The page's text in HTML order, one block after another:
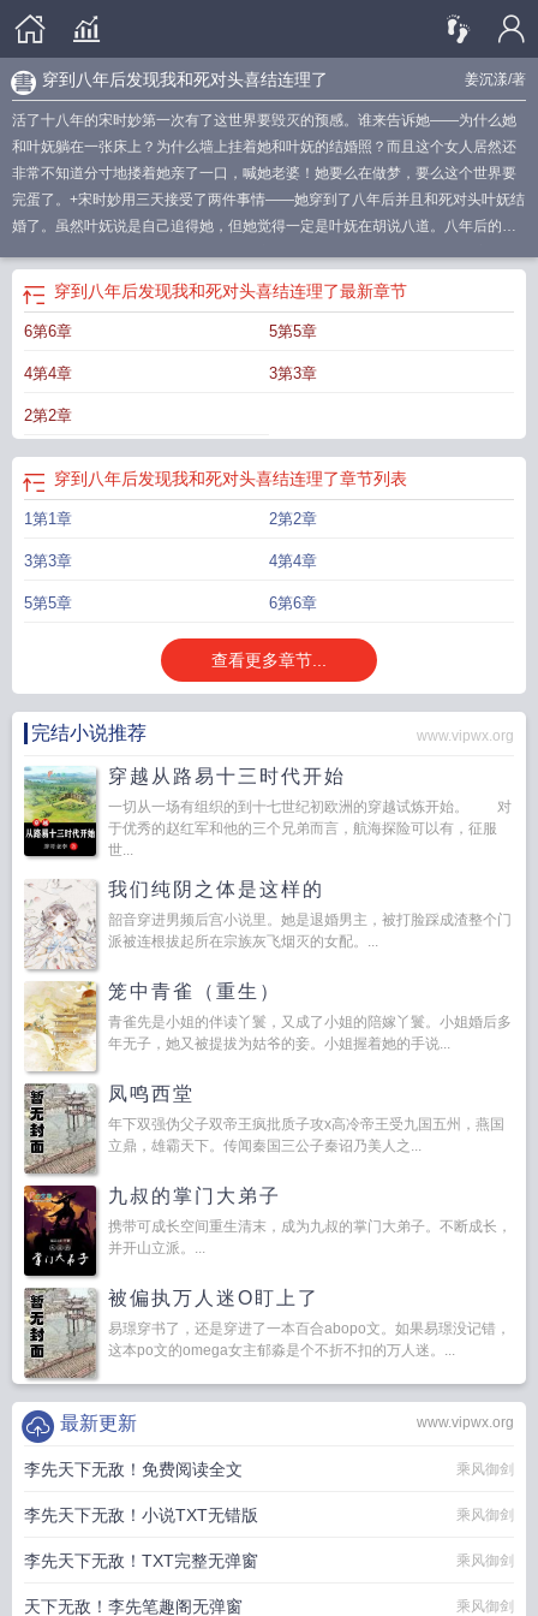
姜沉漾/著
穿到八年后发现我和死对头喜结连理了
活了十八年的宋时妙第一次有了这世界要毁灭的预感。谁来告诉她——为什么她
和叶妩躺在一张床上？为什么墙上挂着她和叶妩的结婚照？而且这个女人居然还
非常不知道分寸地搂着她亲了一口，喊她老婆！她要么在做梦，要么这个世界要
完蛋了。+宋时妙用三天接受了两件事情——她穿到了八年后并且和死对头叶妩结
婚了。虽然叶妩说是自己追得她，但她觉得一定是叶妩在胡说八道。八年后的叶
个月之后，她猝不及防地穿了回去。叶妩正蹲在她床边把她的头发绑在床柱上。
宋时妙看着对方，脱口而出：“老婆别闹。”宋时妙补救：“我说是你先喊我老婆的
你信吗？”叶妩翻了个白眼，并赏了她一个脑瓜崩。——预收：《听说你想撩我[娱
已久。谢止书：在上节目之前没说过几句话的八竿子打不着的关系，但印象确实
不佳。叶池栩：啊？有怨吗？啊？她们在节目中同框——谢止书的唯粉：姐，和
双面派站在一起苦了你了。叶池栩的唯粉：姐，和霸道不讲理的人站在一起苦了
你了。cp粉：两个人都是白色纱裙，这是婚礼现场吗？路人：？她们穿差不多的
衣服——谢止书的唯粉：学人精。叶池栩的唯粉：谁学谁？cp粉：情侣装？小情
侣今天又在偷偷秀恩爱。以及最后，是cp粉的胜利。谢止书的唯粉：因为谢止书
也好……姐应该不会在被欺负了吧。cp粉：我们果然火眼金睛！
对头结婚了by甜甜无花果
穿越八年之后才出道穿到七年后和死对头结婚了白
穿越到八年后和死对头结了婚穿越到八年前
穿越8年后嫁给了自己的死对
穿到和死对头结婚第十年的 穿越八年才收到
年后聚了自己死对头
我穿越到八年后穿越八
婚穿到7年后和死对头结婚了
穿到八年后发现我和死对头喜结连理了最新章节
6第6章 5第5章
4第4章 3第3章
2第2章
穿到八年后发现我和死对头喜结连理了章节列表
1第1章 2第2章
3第3章 4第4章
5第5章 6第6章
查看更多章节...
完结小说推荐 www.vipwx.org
穿越从路易十三时代开始
一切从一场有组织的到十七世纪初欧洲的穿越试炼开始。 对
于优秀的赵红军和他的三个兄弟而言，航海探险可以有，征服
世...
我们纯阴之体是这样的
韶音穿进男频后宫小说里。她是退婚男主，被打脸踩成渣整个门
派被连根拔起所在宗族灰飞烟灭的女配。...
笼中青雀（重生）
青雀先是小姐的伴读丫鬟，又成了小姐的陪嫁丫鬟。小姐婚后多
年无子，她又被提拔为姑爷的妾。小姐握着她的手说...
凤鸣西堂
年下双强伪父子双帝王疯批质子攻x高冷帝王受九国五州，燕国
立鼎，雄霸天下。传闻秦国三公子秦诏乃美人之...
九叔的掌门大弟子
携带可成长空间重生清末，成为九叔的掌门大弟子。不断成长，
并开山立派。...
被偏执万人迷O盯上了
易璟穿书了，还是穿进了一本百合abopo文。如果易璟没记错，
这本po文的omega女主郁淼是个不折不扣的万人迷。...
www.vipwx.org
最新更新
李先天下无敌！免费阅读全文 乘风御剑
李先天下无敌！小说TXT无错版 乘风御剑
李先天下无敌！TXT完整无弹窗 乘风御剑
天下无敌！李先笔趣阁无弹窗 乘风御剑